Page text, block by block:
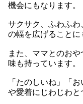
機会にもなります。
サクサク、ふわふ
の幅を広げることに
また、ママとのお
味も持っています。
「たのしいね」「
や愛着にじわじわと